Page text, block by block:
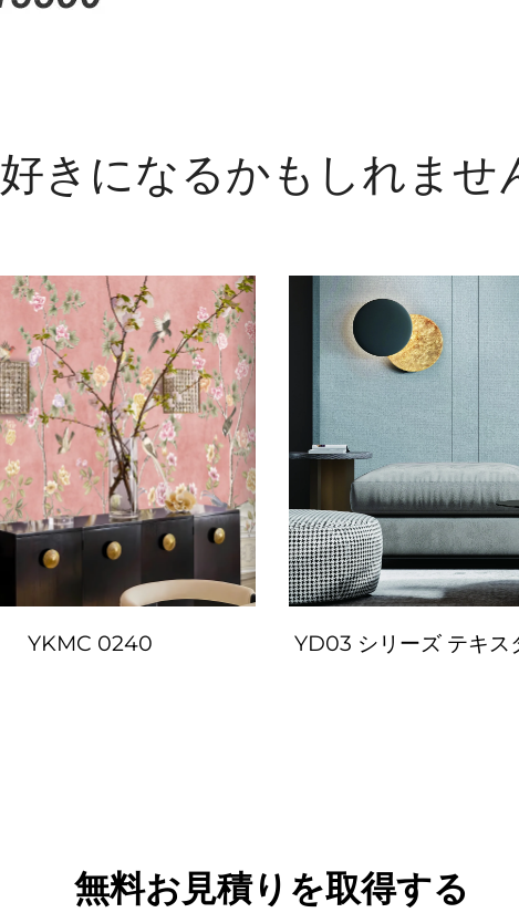
好きになるかもしれませ
YKMC 0240 YD03 シリーズ テキス
無料お見積りを取得する